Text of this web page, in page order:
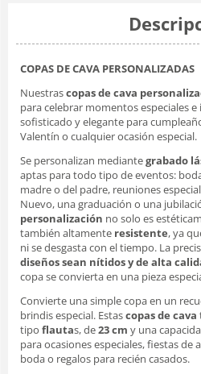
COPAS DE CAVA PERSONALIZADAS
Nuestrascopas de cava
para celebrar momentos especiales
sofisticado y elegante para
Valentín o cualquier ocasión especial.
Se personalizan mediantegrabado
aptas para todo tipo de eventos:
madre o del padre, reuniones
Nuevo, una graduación o una
personalización no solo es
también altamente resistente, ya
ni se desgasta con el tiempo. La
diseños sean nítidos y de alta
copa se convierta en una pieza
Convierte una simple copa en un
brindis especial. Estascopas de cava
tipo flautas, de23 cm y una
para ocasiones especiales, fiestas
boda o regalos para recién casados.